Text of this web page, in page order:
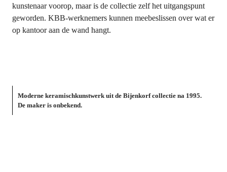
Moderne keramischkunstwerk uit de Bijenkorf collectie na 1995.
De maker is onbekend.
kunstenaar voorop, maar is de collectie zelf het uitgangspunt
geworden. KBB-werknemers kunnen meebeslissen over wat er
op kantoor aan de wand hangt.